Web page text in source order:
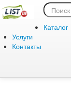
Каталог
Услуги
Контакты